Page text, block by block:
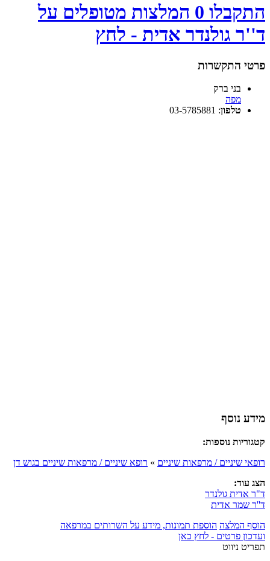
התקבלו 0 המלצות מטופלים על
ד''ר גולנדר אדית - לחץ
פרטי התקשרות
בני ברק
מפה
טלפון:
03-5785881
מידע נוסף
קטגוריות נוספות:
רופאי שיניים / מרפאות שיניים » רופא שיניים / מרפאות שיניים בגוש דן
הצג עוד:
ד"ר אדית גולנדר
ד''ר שמר אדית
הוסף המלצה הוספת תמונות, מידע על השרותים במרפאה
ועדכון פרטים - לחץ כאן
תפריט ניווט